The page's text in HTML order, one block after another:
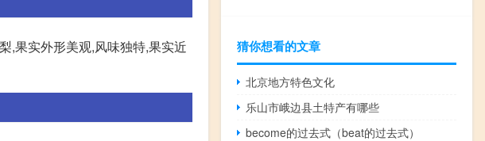
,果实外形美观,风味独特,果实近
猜你想看的文章
北京地方特色文化
乐山市峨边县土特产有哪些
become的过去式（beat的过去式）